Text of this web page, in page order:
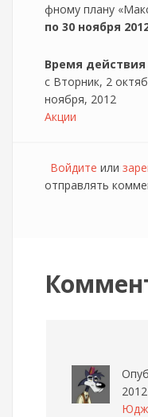
фному плану
по 30 ноября
Время
с Вторник, 2
ноября, 2012
Акции
Войдите или
отправлять